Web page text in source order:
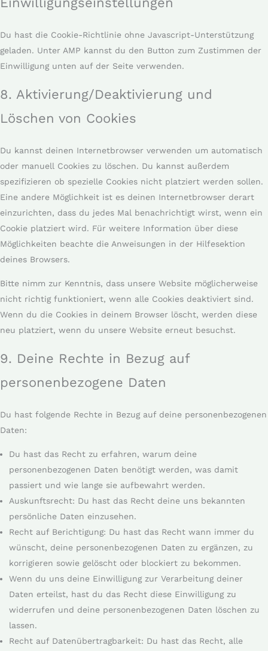
Du hast die Cookie-Richtlinie ohne Javascript-Unterstützung
geladen. Unter AMP kannst du den Button zum Zustimmen der
Einwilligung unten auf der Seite verwenden.
8. Aktivierung/Deaktivierung und
Löschen von Cookies
Du kannst deinen Internetbrowser verwenden um automatisch
oder manuell Cookies zu löschen. Du kannst außerdem
spezifizieren ob spezielle Cookies nicht platziert werden sollen.
Eine andere Möglichkeit ist es deinen Internetbrowser derart
einzurichten, dass du jedes Mal benachrichtigt wirst, wenn ein
Cookie platziert wird. Für weitere Information über diese
Möglichkeiten beachte die Anweisungen in der Hilfesektion
deines Browsers.
Bitte nimm zur Kenntnis, dass unsere Website möglicherweise
nicht richtig funktioniert, wenn alle Cookies deaktiviert sind.
Wenn du die Cookies in deinem Browser löscht, werden diese
neu platziert, wenn du unsere Website erneut besuchst.
9. Deine Rechte in Bezug auf
personenbezogene Daten
Du hast folgende Rechte in Bezug auf deine personenbezogenen
Daten:
Du hast das Recht zu erfahren, warum deine
personenbezogenen Daten benötigt werden, was damit
passiert und wie lange sie aufbewahrt werden.
Auskunftsrecht: Du hast das Recht deine uns bekannten
persönliche Daten einzusehen.
Recht auf Berichtigung: Du hast das Recht wann immer du
wünscht, deine personenbezogenen Daten zu ergänzen, zu
korrigieren sowie gelöscht oder blockiert zu bekommen.
Wenn du uns deine Einwilligung zur Verarbeitung deiner
Daten erteilst, hast du das Recht diese Einwilligung zu
widerrufen und deine personenbezogenen Daten löschen zu
lassen.
Recht auf Datenübertragbarkeit: Du hast das Recht, alle